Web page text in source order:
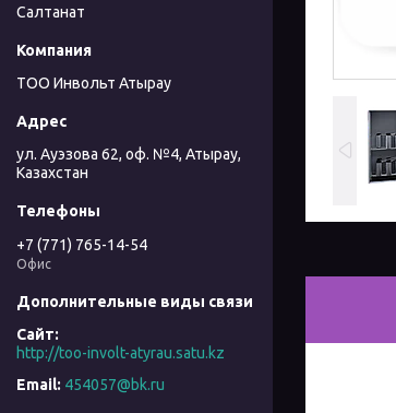
Салтанат
ТОО Инвольт Атырау
ул. Ауэзова 62, оф. №4, Атырау,
Казахстан
+7 (771) 765-14-54
Офис
http://too-involt-atyrau.satu.kz
454057@bk.ru